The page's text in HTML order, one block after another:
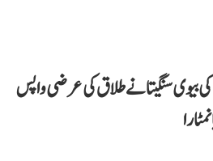
بیوی سنگیتا نے طلاق کی عرضی واپس